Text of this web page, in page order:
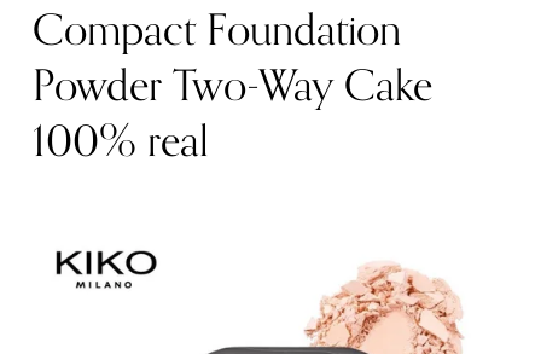
Compact Foundation
Powder Two-Way Cake
100% real